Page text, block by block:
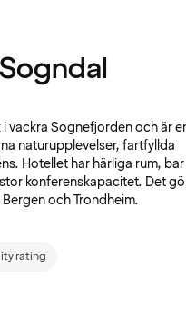
vackra Sognefjorden och är
naturupplevelser, fartfyllda
Hotellet har härliga rum, bar
konferenskapacitet. Det
och Trondheim.
rating